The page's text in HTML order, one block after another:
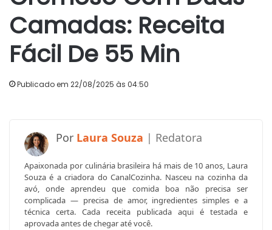
Camadas: Receita
Fácil De 55 Min
Publicado em 22/08/2025 às 04:50
Laura Souza
Apaixonada por culinária brasileira há mais de 10 anos, Laura
Souza é a criadora do CanalCozinha. Nasceu na cozinha da
avó, onde aprendeu que comida boa não precisa ser
complicada — precisa de amor, ingredientes simples e a
técnica certa. Cada receita publicada aqui é testada e
aprovada antes de chegar até você.